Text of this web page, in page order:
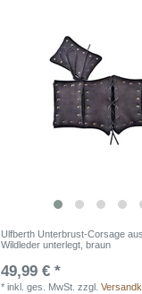
Ulfberth Unterbrust-Corsage
Wildleder unterlegt, braun
49,99 € *
*inkl. ges. MwSt. zzgl.